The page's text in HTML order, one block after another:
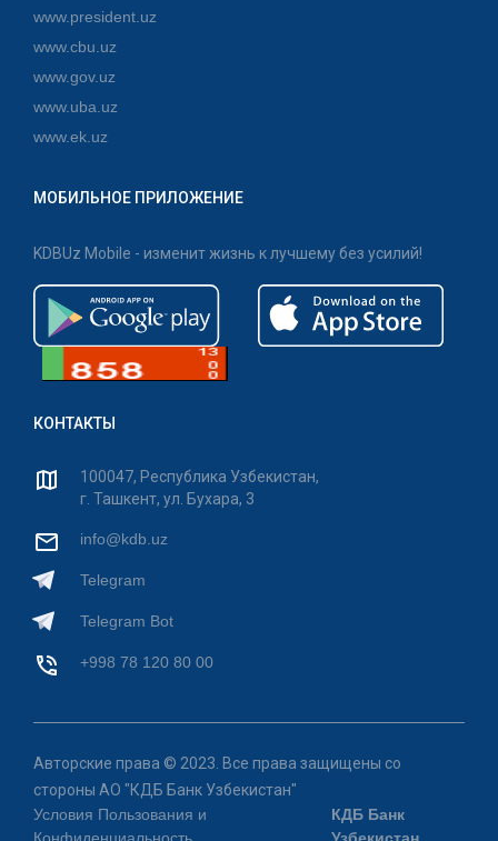
www.president.uz
www.cbu.uz
www.gov.uz
www.uba.uz
www.ek.uz
МОБИЛЬНОЕ ПРИЛОЖЕНИЕ
KDBUz Mobile - изменит жизнь к лучшему без усилий!
КОНТАКТЫ
100047, Республика Узбекистан,
г. Ташкент, ул. Бухара, 3
info@kdb.uz
Telegram
Telegram Bot
+998 78 120 80 00
Авторские права © 2023. Все права защищены со
стороны АО "КДБ Банк Узбекистан"
Условия Пользования и
Конфиденциальность
КДБ Банк
Узбекистан